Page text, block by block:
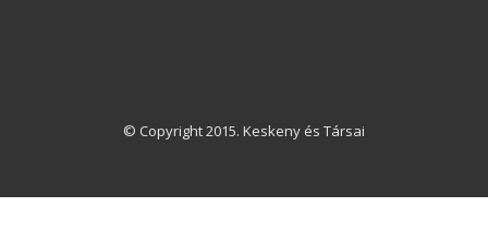
© Copyright 2015. Keskeny és Társai